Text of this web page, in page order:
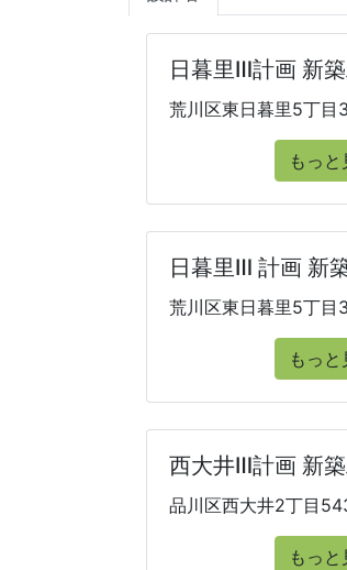
日暮里Ⅲ計画 新
荒川区東日暮里5丁目
もっと
日暮里Ⅲ 計画 新
荒川区東日暮里5丁目
もっと
西大井Ⅲ計画 新
品川区西大井2丁目
もっと